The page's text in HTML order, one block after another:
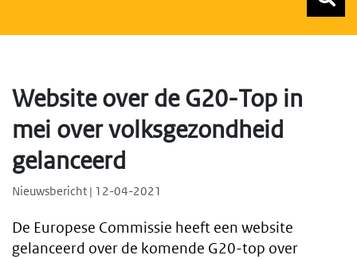
Website over de G20-Top in
mei over volksgezondheid
gelanceerd
Nieuwsbericht | 12-04-2021
De Europese Commissie heeft een website
gelanceerd over de komende G20-top over